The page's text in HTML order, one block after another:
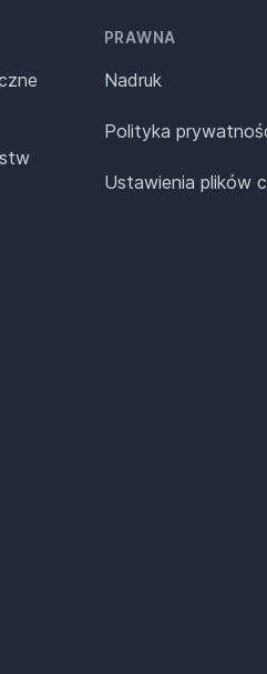
PRAWNA
Nadruk
Polityka
Ustawienia plików